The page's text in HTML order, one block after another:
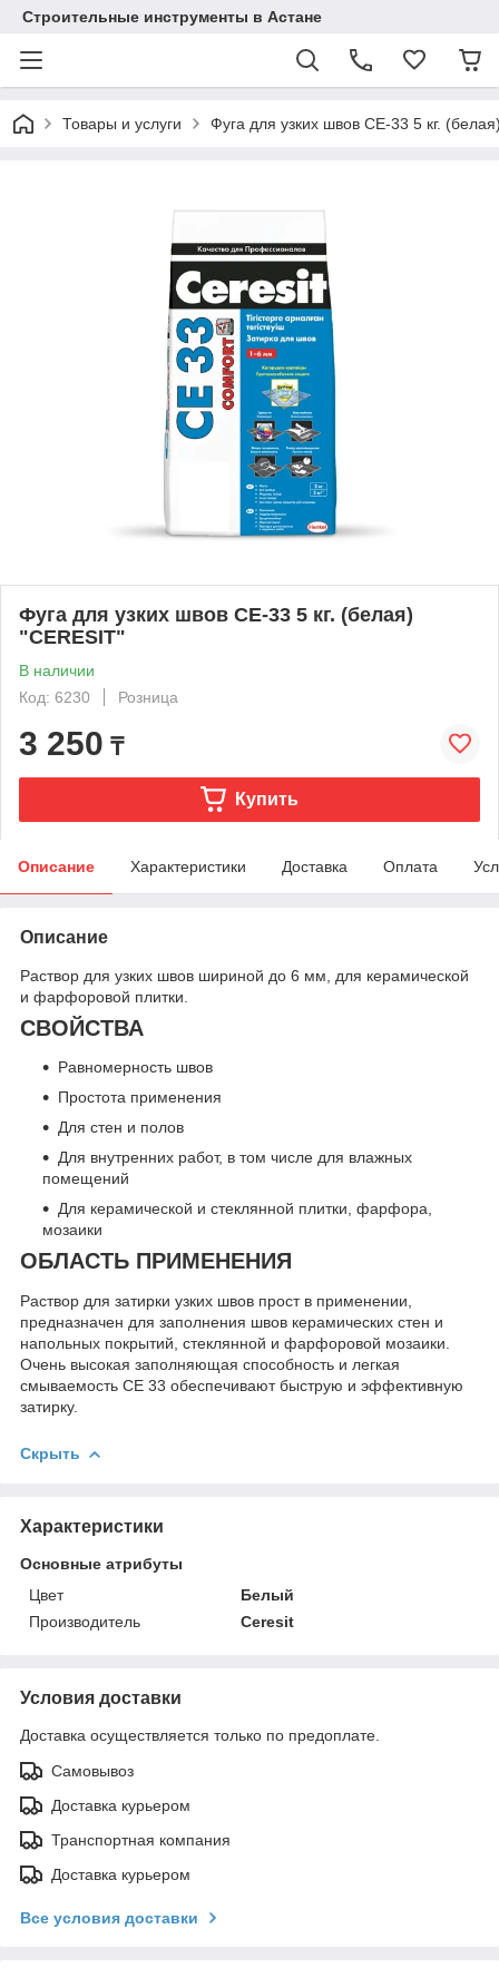
Строительные инструменты в Астане
Товары и услуги Фуга для узких швов СЕ-33 5 кг.
Фуга для узких швов СЕ-33 5 кг. (белая)
"CERESIT"
В наличии
Код: 6230
Розница
3 250 ₸
Купить
Описание Характеристики Доставка Оплата
Описание
Раствор для узких швов шириной до 6 мм, для керамической
и фарфоровой плитки.
СВОЙСТВА
Равномерность швов
Простота применения
Для стен и полов
Для внутренних работ, в том числе для влажных
помещений
Для керамической и стеклянной плитки, фарфора,
мозаики
ОБЛАСТЬ ПРИМЕНЕНИЯ
Раствор для затирки узких швов прост в применении,
предназначен для заполнения швов керамических стен и
напольных покрытий, стеклянной и фарфоровой мозаики.
Очень высокая заполняющая способность и легкая
смываемость CE 33 обеспечивают быструю и эффективную
затирку.
Скрыть
Характеристики
Основные атрибуты
Цвет
Белый
Производитель
Ceresit
Условия доставки
Доставка осуществляется только по предоплате.
Самовывоз
Доставка курьером
Транспортная компания
Доставка курьером
Все условия доставки